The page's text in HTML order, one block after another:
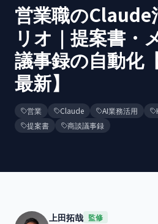
営業職のClaude
リオ｜提案書・
議事録の自動化
最新】
営業 Claude AI業務活用
提案書
商談議事録
上田拓哉 監修